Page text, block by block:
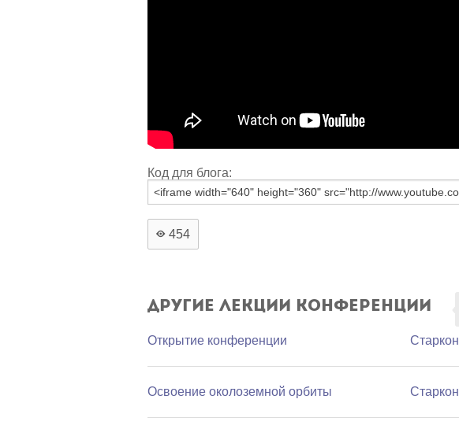
Код для блога:
454
Другие лекции конференции
Открытие конференции Старкон
Освоение околоземной орбиты Старкон